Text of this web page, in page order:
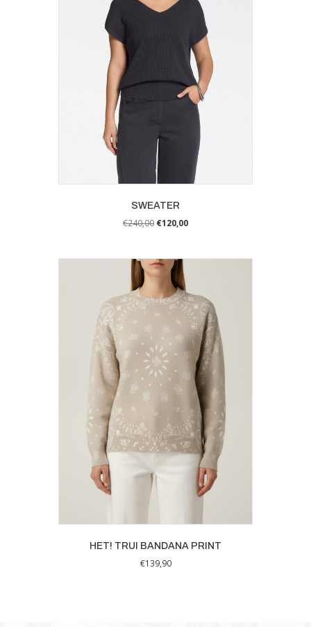
kan
productpagina
SWEATER
€240,00 €120,00
HET! TRUI BANDANA PRINT
€139,90